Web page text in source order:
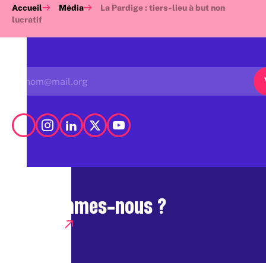
Accueil Média
La Pardige : tiers-lieu à but non
lucratif
Qui sommes-nous ?